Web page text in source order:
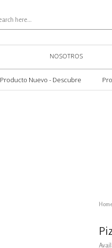
NOSOTROS
Producto Nuevo - Descubre